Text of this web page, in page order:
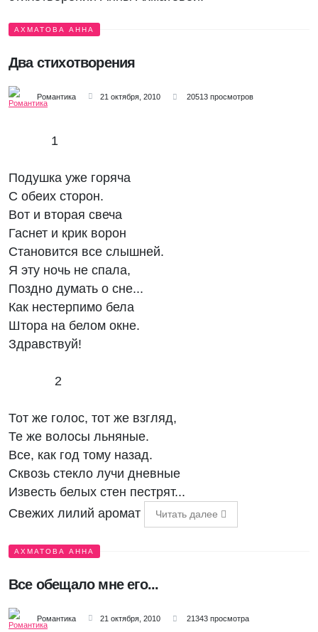
АХМАТОВА АННА
Два стихотворения
Романтика 21 октября, 2010 20513 просмотров
1
Подушка уже горяча
С обеих сторон.
Вот и вторая свеча
Гаснет и крик ворон
Становится все слышней.
Я эту ночь не спала,
Поздно думать о сне...
Как нестерпимо бела
Штора на белом окне.
Здравствуй!
2
Тот же голос, тот же взгляд,
Те же волосы льняные.
Все, как год тому назад.
Сквозь стекло лучи дневные
Известь белых стен пестрят...
Свежих лилий аромат
Читать далее
АХМАТОВА АННА
Все обещало мне его...
Романтика 21 октября, 2010 21343 просмотра